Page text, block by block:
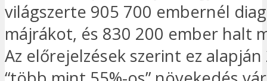
világszerte 905 700 embernél
májrákot, és 830 200 ember halt
Az előrejelzések szerint ez